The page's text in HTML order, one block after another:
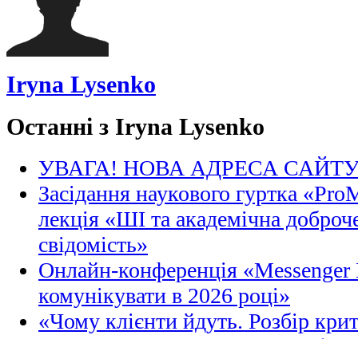
Iryna Lysenko
Останні з Iryna Lysenko
УВАГА! НОВА АДРЕСА
Засідання наукового гуртка
лекція «ШІ та академічна
свідомість»
Онлайн-конференція
комунікувати в 2026 році»
«Чому клієнти йдуть. Розбір